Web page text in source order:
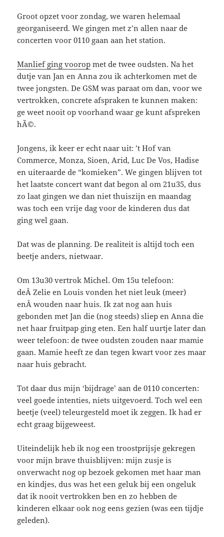
Groot opzet voor zondag, we waren helemaal
georganiseerd. We gingen met z’n allen naar de
concerten voor 0110 gaan aan het station.
Manlief ging voorop met de twee oudsten. Na het
dutje van Jan en Anna zou ik achterkomen met de
twee jongsten. De GSM was paraat om dan, voor we
vertrokken, concrete afspraken te kunnen maken:
ge weet nooit op voorhand waar ge kunt afspreken
hÃ©.
Jongens, ik keer er echt naar uit: ’t Hof van
Commerce, Monza, Sioen, Arid, Luc De Vos, Hadise
en uiteraarde de “komieken”. We gingen blijven tot
het laatste concert want dat begon al om 21u35, dus
zo laat gingen we dan niet thuiszijn en maandag
was toch een vrije dag voor de kinderen dus dat
ging wel gaan.
Dat was de planning. De realiteit is altijd toch een
beetje anders, nietwaar.
Om 13u30 vertrok Michel. Om 15u telefoon:
deÂ Zelie en Louis vonden het niet leuk (meer)
enÂ wouden naar huis. Ik zat nog aan huis
gebonden met Jan die (nog steeds) sliep en Anna die
net haar fruitpap ging eten. Een half uurtje later dan
weer telefoon: de twee oudsten zouden naar mamie
gaan. Mamie heeft ze dan tegen kwart voor zes maar
naar huis gebracht.
Tot daar dus mijn ‘bijdrage’ aan de 0110 concerten:
veel goede intenties, niets uitgevoerd. Toch wel een
beetje (veel) teleurgesteld moet ik zeggen. Ik had er
echt graag bijgeweest.
Uiteindelijk heb ik nog een troostprijsje gekregen
voor mijn brave thuisblijven: mijn zusje is
onverwacht nog op bezoek gekomen met haar man
en kindjes, dus was het een geluk bij een ongeluk
dat ik nooit vertrokken ben en zo hebben de
kinderen elkaar ook nog eens gezien (was een tijdje
geleden).